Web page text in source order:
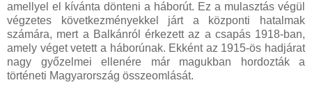
amellyel el kívánta dönteni a háborút. Ez a mulasztás végül
végzetes következményekkel járt a központi hatalmak
számára, mert a Balkánról érkezett az a csapás 1918-ban,
amely véget vetett a háborúnak. Ekként az 1915-ös hadjárat
nagy győzelmei ellenére már magukban hordozták a
történeti Magyarország összeomlását.